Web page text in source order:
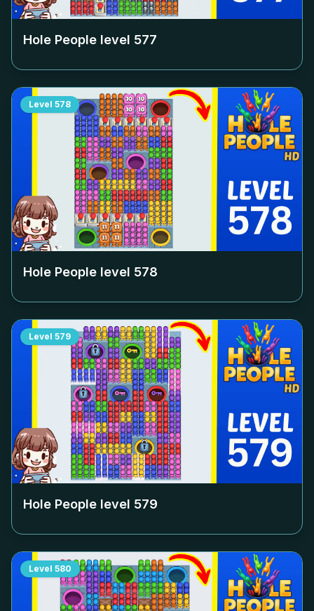
Hole People level 577
Level 578
Hole People level 578
Level 579
Hole People level 579
Level 580